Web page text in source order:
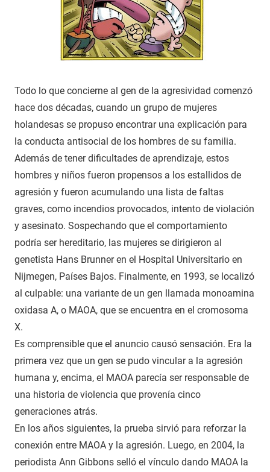
Todo lo que concierne al gen de la agresividad comenzó
hace dos décadas, cuando un grupo de mujeres
holandesas se propuso encontrar una explicación para
la conducta antisocial de los hombres de su familia.
Además de tener dificultades de aprendizaje, estos
hombres y niños fueron propensos a los estallidos de
agresión y fueron acumulando una lista de faltas
graves, como incendios provocados, intento de violación
y asesinato. Sospechando que el comportamiento
podría ser hereditario, las mujeres se dirigieron al
genetista Hans Brunner en el Hospital Universitario en
Nijmegen, Países Bajos. Finalmente, en 1993, se localizó
al culpable: una variante de un gen llamada monoamina
oxidasa A, o MAOA, que se encuentra en el cromosoma
X.
Es comprensible que el anuncio causó sensación. Era la
primera vez que un gen se pudo vincular a la agresión
humana y, encima, el MAOA parecía ser responsable de
una historia de violencia que provenía cinco
generaciones atrás.
En los años siguientes, la prueba sirvió para reforzar la
conexión entre MAOA y la agresión. Luego, en 2004, la
periodista Ann Gibbons selló el vínculo dando MAOA la